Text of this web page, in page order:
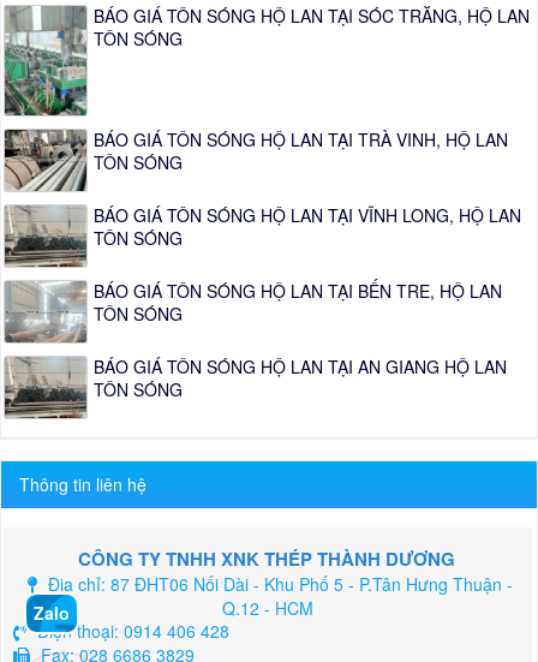
Zalo
BÁO GIÁ TÔN SÓNG HỘ LAN TẠI SÓC TRĂNG, HỘ LAN
TÔN SÓNG
BÁO GIÁ TÔN SÓNG HỘ LAN TẠI TRÀ VINH, HỘ LAN
TÔN SÓNG
BÁO GIÁ TÔN SÓNG HỘ LAN TẠI VĨNH LONG, HỘ LAN
TÔN SÓNG
BÁO GIÁ TÔN SÓNG HỘ LAN TẠI BẾN TRE, HỘ LAN
TÔN SÓNG
BÁO GIÁ TÔN SÓNG HỘ LAN TẠI AN GIANG HỘ LAN
TÔN SÓNG
Thông tin liên hệ
CÔNG TY TNHH XNK THÉP THÀNH DƯƠNG
Địa chỉ: 87 ĐHT06 Nối Dài - Khu Phố 5 - P.Tân Hưng Thuận -
Q.12 - HCM
Điện thoại: 0914 406 428
Fax: 028 6686 3829